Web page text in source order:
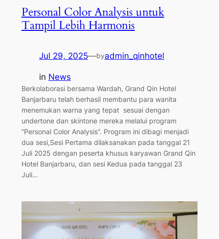
Personal Color Analysis untuk
Tampil Lebih Harmonis
Jul 29, 2025—byadmin_qinhotel
in News
Berkolaborasi bersama Wardah, Grand Qin Hotel
Banjarbaru telah berhasil membantu para wanita
menemukan warna yang tepat sesuai dengan
undertone dan skintone mereka melalui program
“Personal Color Analysis”. Program ini dibagi menjadi
dua sesi,Sesi Pertama dilaksanakan pada tanggal 21
Juli 2025 dengan peserta khusus karyawan Grand Qin
Hotel Banjarbaru, dan sesi Kedua pada tanggal 23
Juli…